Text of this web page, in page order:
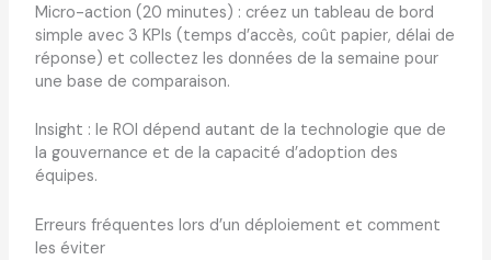
Micro-action (20 minutes) : créez un tableau de bord
simple avec 3 KPIs (temps d’accès, coût papier, délai de
réponse) et collectez les données de la semaine pour
une base de comparaison.
Insight : le ROI dépend autant de la technologie que de
la gouvernance et de la capacité d’adoption des
équipes.
Erreurs fréquentes lors d’un déploiement et comment
les éviter